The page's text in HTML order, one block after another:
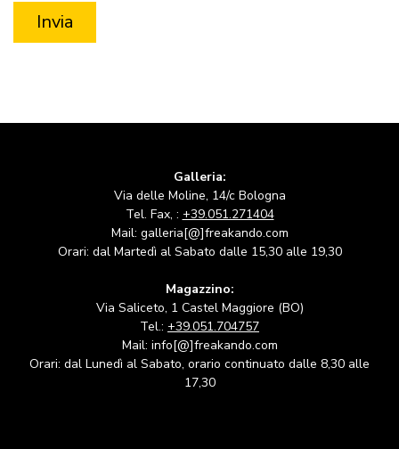
Galleria:
Via delle Moline, 14/c Bologna
Tel. Fax, : +39.051.271404
Mail: galleria[@]freakando.com
Orari: dal Martedì al Sabato dalle 15,30 alle 19,30
Magazzino:
Via Saliceto, 1 Castel Maggiore (BO)
Tel.: +39.051.704757
Mail: info[@]freakando.com
Orari: dal Lunedì al Sabato, orario continuato dalle 8,30 alle
17,30